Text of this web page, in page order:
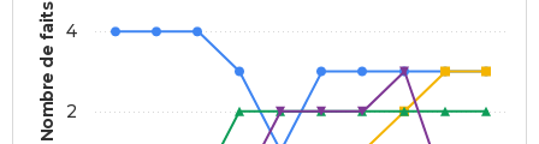
Nombre de faits 2
4